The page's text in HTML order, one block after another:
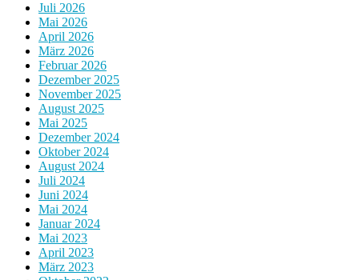
Juli 2026
Mai 2026
April 2026
März 2026
Februar 2026
Dezember 2025
November 2025
August 2025
Mai 2025
Dezember 2024
Oktober 2024
August 2024
Juli 2024
Juni 2024
Mai 2024
Januar 2024
Mai 2023
April 2023
März 2023